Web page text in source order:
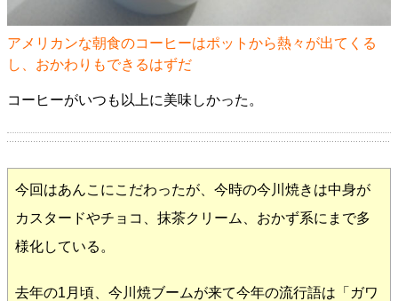
アメリカンな朝食のコーヒーはポットから熱々が出てくる
し、おかわりもできるはずだ
コーヒーがいつも以上に美味しかった。
今回はあんこにこだわったが、今時の今川焼きは中身が
カスタードやチョコ、抹茶クリーム、おかず系にまで多
様化している。
去年の1月頃、今川焼ブームが来て今年の流行語は「ガワ